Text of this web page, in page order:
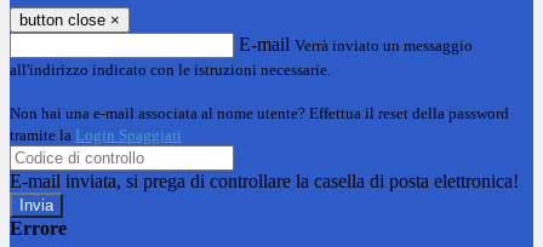
button close ×
E-mail Verrà inviato un messaggio
all'indirizzo indicato con le istruzioni necessarie.
Non hai una e-mail associata al nome utente? Effettua il reset della password
tramite la Login Spaggiari
E-mail inviata, si prega di controllare la casella di posta elettronica!
Errore